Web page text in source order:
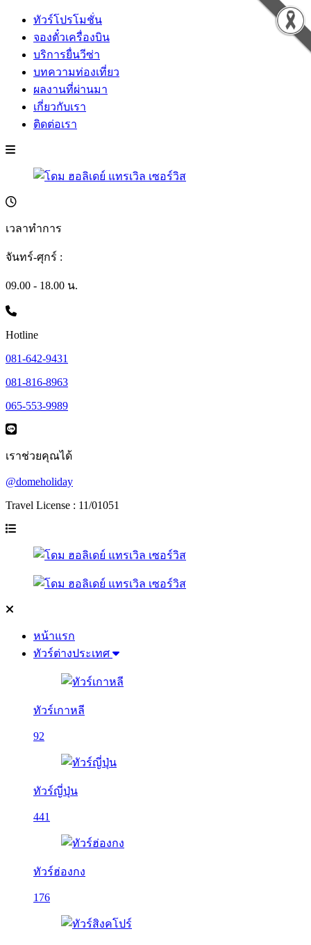
ทัวร์โปรโมชั่น
จองตั๋วเครื่องบิน
บริการยื่นวีซ่า
บทความท่องเที่ยว
ผลงานที่ผ่านมา
เกี่ยวกับเรา
ติดต่อเรา
เวลาทำการ
จันทร์-ศุกร์ :
09.00 - 18.00 น.
Hotline
081-642-9431
081-816-8963
065-553-9989
เราช่วยคุณได้
@domeholiday
Travel License : 11/01051
หน้าแรก
ทัวร์ต่างประเทศ
ทัวร์เกาหลี
92
ทัวร์ญี่ปุ่น
441
ทัวร์ฮ่องกง
176